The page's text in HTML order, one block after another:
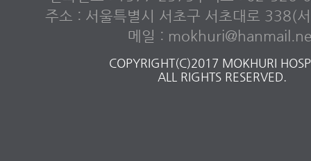
주소 : 서울특별시 서초구 서초대로 338(
메일 :
COPYRIGHT(C)2017 MOKHURI
ALL RIGHTS RESERVED.